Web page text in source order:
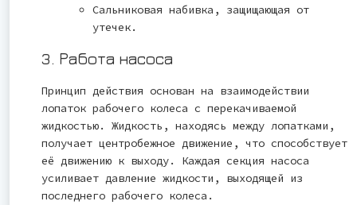
Сальниковая набивка, защищающая от
утечек.
3. Работа насоса
Принцип действия основан на взаимодействии
лопаток рабочего колеса с перекачиваемой
жидкостью. Жидкость, находясь между лопатками,
получает центробежное движение, что способствует
её движению к выходу. Каждая секция насоса
усиливает давление жидкости, выходящей из
последнего рабочего колеса.